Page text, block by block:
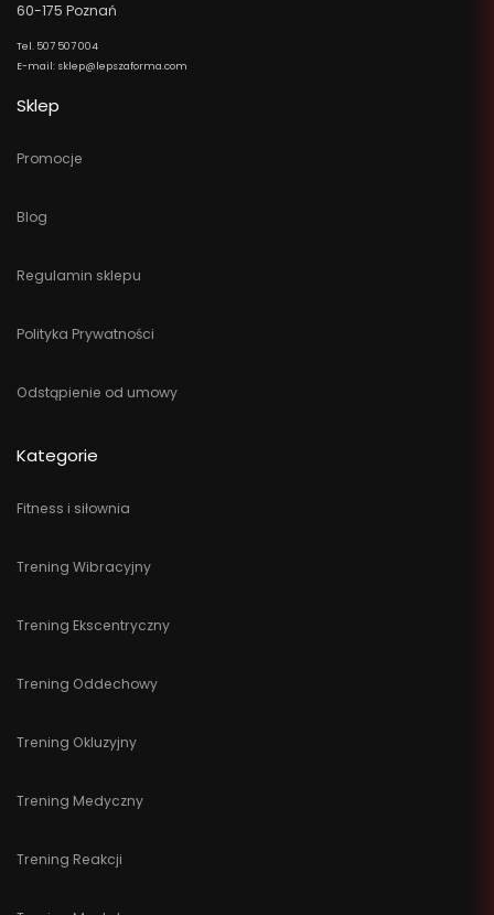
60-175 Poznań
Tel. 507 507 004
E-mail: sklep@lepszaforma.com
Sklep
Promocje
Blog
Regulamin sklepu
Polityka Prywatności
Odstąpienie od umowy
Kategorie
Fitness i siłownia
Trening Wibracyjny
Trening Ekscentryczny
Trening Oddechowy
Trening Okluzyjny
Trening Medyczny
Trening Reakcji